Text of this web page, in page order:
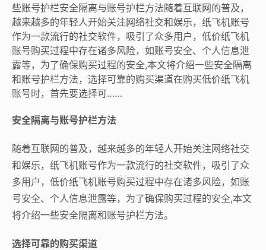
些账号护栏安全隔离与账号护栏方法随着互联网的普及，
越来越多的年轻人开始关注网络社交和娱乐，纸飞机账号
作为一款流行的社交软件，吸引了众多用户，低价纸飞机
账号购买过程中存在诸多风险，如账号安全、个人信息泄
露等，为了确保购买过程的安全,本文将介绍一些安全隔离
和账号护栏方法，选择可靠的购买渠道在购买低价纸飞机
账号时，首先要选择可……
安全隔离与账号护栏方法
随着互联网的普及，越来越多的年轻人开始关注网络社交
和娱乐，纸飞机账号作为一款流行的社交软件，吸引了众
多用户，低价纸飞机账号购买过程中存在诸多风险，如账
号安全、个人信息泄露等，为了确保购买过程的安全,本文
将介绍一些安全隔离和账号护栏方法。
选择可靠的购买渠道